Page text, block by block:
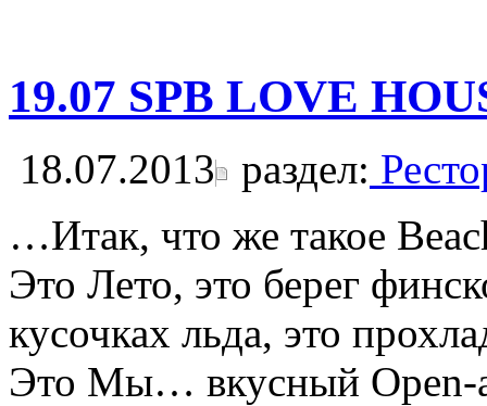
19.07 SPB LOVE
18.07.2013 раздел:
…Итак, что же такое
Это Лето, это берег
кусочках льда, это
Это Мы… вкусный Open-